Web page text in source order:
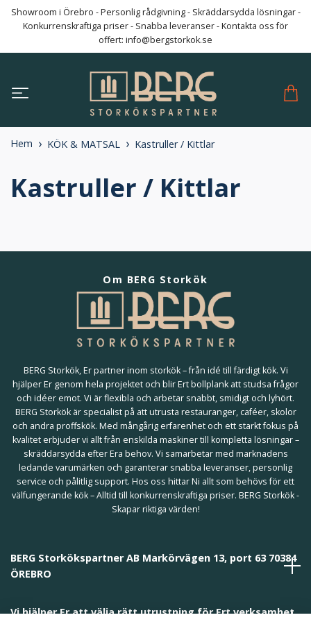
Showroom i Örebro - Personlig rådgivning - Skräddarsydda lösningar -
Konkurrenskraftiga priser - Snabba leveranser - Kontakta oss för
offert: info@bergstorkok.se
Hem KÖK & MATSAL Kastruller / Kittlar
Kastruller / Kittlar
Om BERG Storkök
BERG Storkök, Er partner inom storkök – från idé till färdigt kök. Vi
hjälper Er genom hela projektet och blir Ert bollplank att studsa frågor
och idéer emot. Vi är flexibla och arbetar snabbt, smidigt och lyhört.
BERG Storkök är specialist på att utrusta restauranger, caféer, skolor
och andra proffskök. Med mångårig erfarenhet och ett starkt fokus på
kvalitet erbjuder vi allt från enskilda maskiner till kompletta lösningar –
skräddarsydda efter Era behov. Vi samarbetar med marknadens
ledande varumärken och garanterar snabba leveranser, personlig
service och pålitlig support. Hos oss hittar Ni allt som behövs för ett
välfungerande kök – Alltid till konkurrenskraftiga priser. BERG Storkök -
Skapar riktiga värden!
BERG Storkökspartner AB Markörvägen 13, port 63 70384
ÖREBRO
Vi hjälper Er att välja rätt utrustning för Ert verksamhet